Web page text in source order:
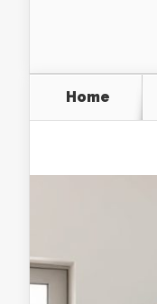
Home